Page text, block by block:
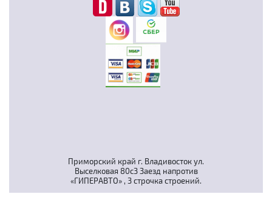
Приморский край г. Владивосток ул.
Выселковая 80с3 Заезд напротив
«ГИПЕРАВТО» , 3 строчка строений.